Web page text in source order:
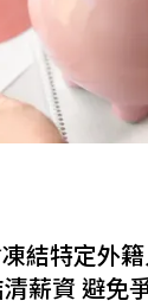
結特定外
薪資 避免